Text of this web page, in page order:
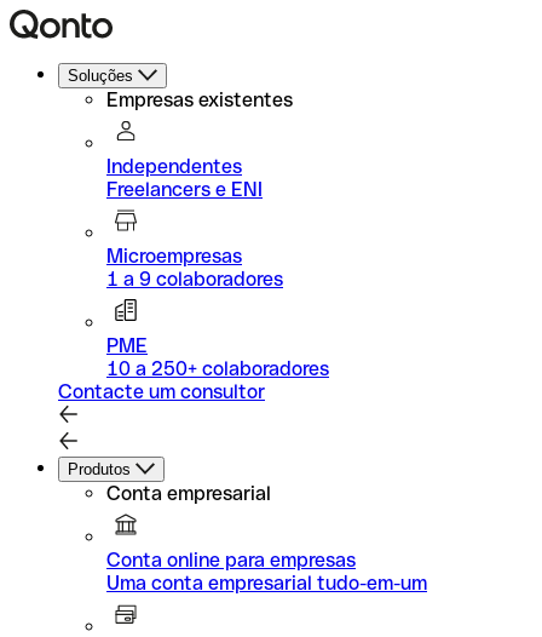
Soluções
Empresas existentes
Independentes
Freelancers e ENI
Microempresas
1 a 9 colaboradores
PME
10 a 250+ colaboradores
Contacte um consultor
Produtos
Conta empresarial
Conta online para empresas
Uma conta empresarial tudo-em-um